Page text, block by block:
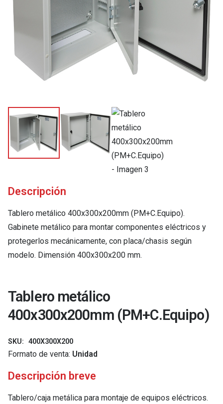
Descripción
Tablero metálico 400x300x200mm (PM+C.Equipo).
Gabinete metálico para montar componentes eléctricos y
protegerlos mecánicamente, con placa/chasis según
modelo. Dimensión 400x300x200 mm.
Tablero metálico
400x300x200mm (PM+C.Equipo)
SKU: 400X300X200
Formato de venta: Unidad
Descripción breve
Tablero/caja metálica para montaje de equipos eléctricos.